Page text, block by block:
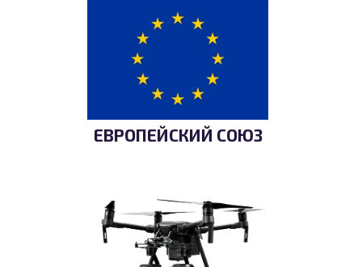
ЕВРОПЕЙСКИЙ СОЮЗ